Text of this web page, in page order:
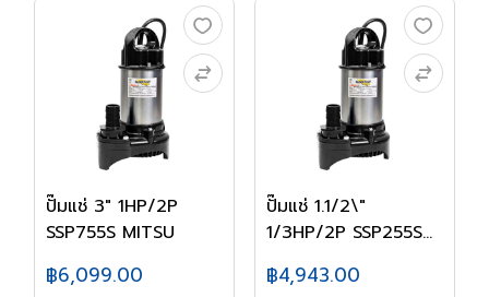
ปั๊มแช่ 3" 1HP/2P
SSP755S MITSU
฿6,099.00
ปั๊มแช่ 1.1/2\"
1/3HP/2P SSP255SA
฿4,943.00